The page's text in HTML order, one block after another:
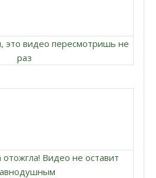
это видео пересмотришь не
раз
отожгла! Видео не оставит